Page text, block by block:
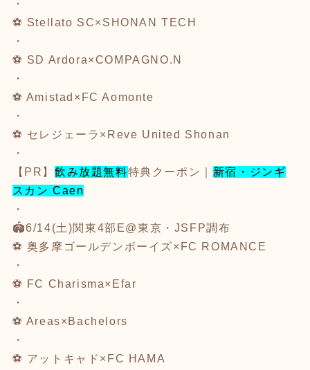
・
⚽️ Stellato SC×SHONAN TECH
・
⚽️ SD Ardora×COMPAGNO.N
・
⚽️ Amistad×FC Aomonte
・
⚽️ セレジェーラ×Reve United Shonan
・
【PR】 飲み放題無料特典クーポン｜ 新宿・ジンギ
スカン Caen
・
🏟️6/14(土)関東4部E@東京・JSFP調布
⚽️ 奥多摩ゴールデンボーイズ×FC ROMANCE
・
⚽️ FC Charisma×Efar
・
⚽️ Areas×Bachelors
・
⚽️ アットキャド×FC HAMA